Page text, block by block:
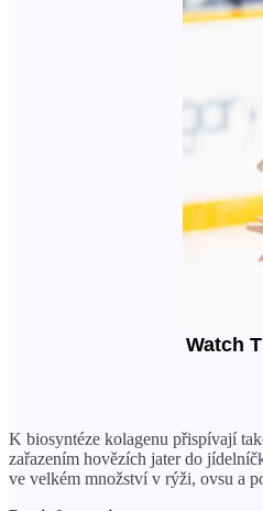
K biosyntéze kolagenu přispívají
zařazením hovězích jater do
ve velkém množství v rýži, ovsu a